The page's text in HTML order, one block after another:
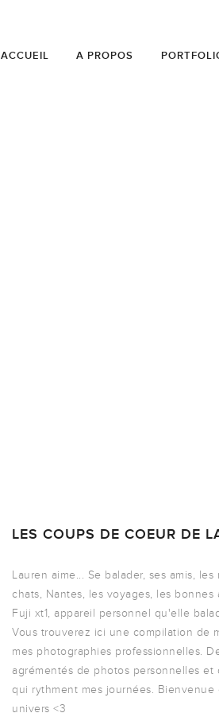
ACCUEIL A PROPOS
LES COUPS DE COEUR DE
Lauren aime... Se balader, ses amis,
chats, Nantes, les voyages, les bonnes
Fuji xt1, appareil personnel qu'elle
Vous trouverez ici une compilation de
mes photographies professionnelles.
agrémentés de photos personnelles et
qui rythment mes journées. Bienvenue
univers <3